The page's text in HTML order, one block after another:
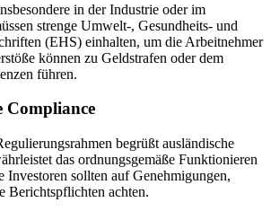
in der Industrie oder im
strenge Umwelt-, Gesundheits- und
(EHS) einhalten, um die Arbeitnehmer
können zu Geldstrafen oder dem
führen.
Compliance
begrüßt ausländische
das ordnungsgemäße Funktionieren
Investoren sollten auf Genehmigungen,
Berichtspflichten achten.